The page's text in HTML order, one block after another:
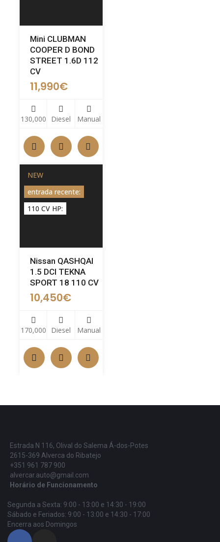
Mini CLUBMAN
COOPER D BOND
STREET 1.6D 112
CV
11,990€
130,000 Diesel Manual
NEW
entrada recente:
110 CV HP:
Nissan QASHQAI
1.5 DCI TEKNA
SPORT 18 110 CV
10,450€
170,000 Diesel Manual
Estrada N 116, Olival do Salema Á-dos-Potes
2615-369 Alverca do Ribatejo
+351 961 787 900
alvercar.auto@gmail.com
Horário de Funcionamento
Segunda a Sexta: 9:00 - 13:00 e 14:30 - 19:00
Sábado e Feriados: 9:00 - 13:00 e 14:30 - 17:00
Encerra aos Domingos